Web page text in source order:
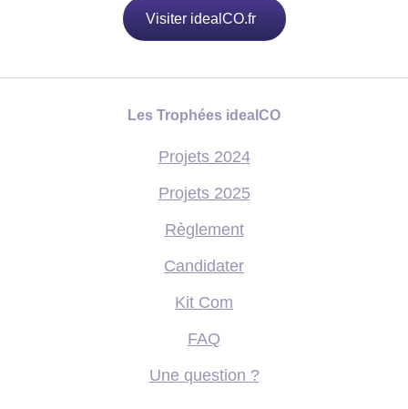
Visiter idealCO.fr
Les Trophées idealCO
Projets 2024
Projets 2025
Règlement
Candidater
Kit Com
FAQ
Une question ?